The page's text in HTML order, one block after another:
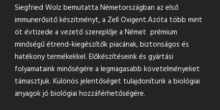
Siegfried Wolz bemutatta Németországban az első
immunerősitő készitményt, a Zell Oxigent.Azóta több mint
öt évtizede a vezető szereplője a Német prémium
minőségű étrend-kiegészítők piacának, biztonságos és
hatékony termékekkel. Előkészítéseink és gyártási
folyamataink minőségére a legmagasabb követelményeket
támasztjuk. Különös jelentőséget tulajdonítunk a biológiai
anyagok jó biológiai hozzáférhetőségére.